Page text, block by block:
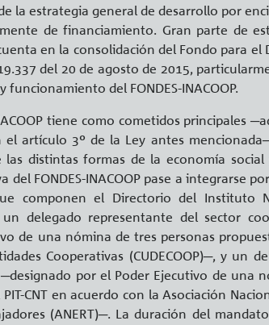
la es­tra­te­gia ge­ne­ral de desa­rro­llo por
de fi­nan­cia­mien­to. Gran parte de
en la con­so­li­da­ción del Fondo para el
del 20 de agos­to de 2015,
fun­cio­na­mien­to del FON­DES-INACOOP.
tiene como co­me­ti­dos prin­ci­pa­les
el ar­tícu­lo 3º de la Ley antes
las dis­tin­tas for­mas de la eco­no­mía
del FON­DES-INACOOP pase a in­te­grar­se
com­po­nen el Di­rec­to­rio del Ins­ti­tu­to
un de­le­ga­do re­pre­sen­tan­te del sec­tor
de una nó­mi­na de tres per­so­nas
Coope­ra­ti­vas (CU­DE­CO­OP)─, y un
por el Poder Eje­cu­ti­vo de una
CNT en acuer­do con la Aso­cia­ción
(ANERT)─. La du­ra­ción del